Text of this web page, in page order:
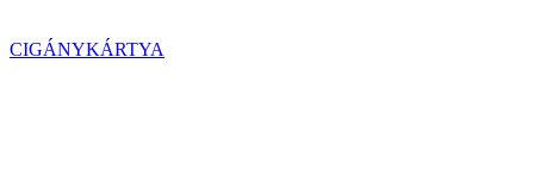
CIGÁNYKÁRTYA